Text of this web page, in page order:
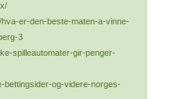
er-den-beste-maten-a-vinne-
3
spilleautomater-gir-penger-
bettingsider-og-videre-norges-